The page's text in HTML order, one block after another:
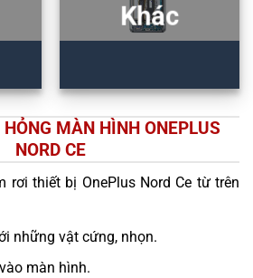
Khác
MÀN HÌNH ONEPLUS
NORD CE
rơi thiết bị OnePlus Nord Ce từ trên
những vật cứng, nhọn.
màn hình.